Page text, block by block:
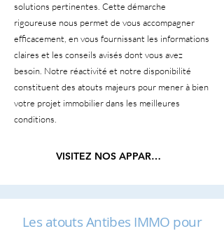
solutions pertinentes. Cette démarche
rigoureuse nous permet de vous accompagner
efficacement, en vous fournissant les informations
claires et les conseils avisés dont vous avez
besoin. Notre réactivité et notre disponibilité
constituent des atouts majeurs pour mener à bien
votre projet immobilier dans les meilleures
conditions.
VISITEZ NOS APPARTEMENTS
Les atouts Antibes IMMO pour